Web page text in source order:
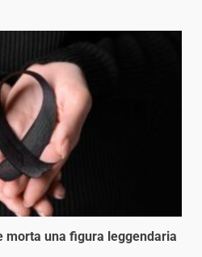
morta una figura leggendaria